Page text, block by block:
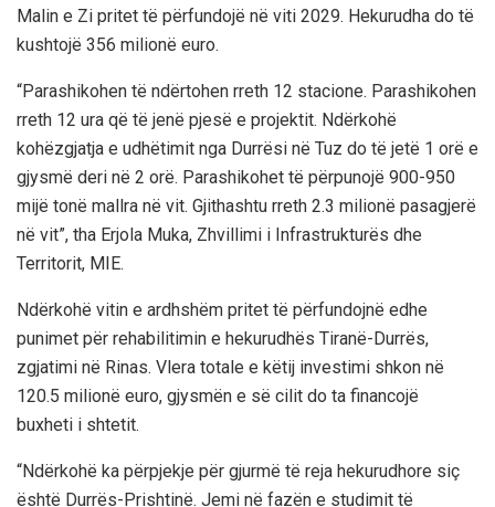
Malin e Zi pritet të përfundojë në viti 2029. Hekurudha do të
kushtojë 356 milionë euro.
“Parashikohen të ndërtohen rreth 12 stacione. Parashikohen
rreth 12 ura që të jenë pjesë e projektit. Ndërkohë
kohëzgjatja e udhëtimit nga Durrësi në Tuz do të jetë 1 orë e
gjysmë deri në 2 orë. Parashikohet të përpunojë 900-950
mijë tonë mallra në vit. Gjithashtu rreth 2.3 milionë pasagjerë
në vit”, tha Erjola Muka, Zhvillimi i Infrastrukturës dhe
Territorit, MIE.
Ndërkohë vitin e ardhshëm pritet të përfundojnë edhe
punimet për rehabilitimin e hekurudhës Tiranë-Durrës,
zgjatimi në Rinas. Vlera totale e këtij investimi shkon në
120.5 milionë euro, gjysmën e së cilit do ta financojë
buxheti i shtetit.
“Ndërkohë ka përpjekje për gjurmë të reja hekurudhore siç
është Durrës-Prishtinë. Jemi në fazën e studimit të